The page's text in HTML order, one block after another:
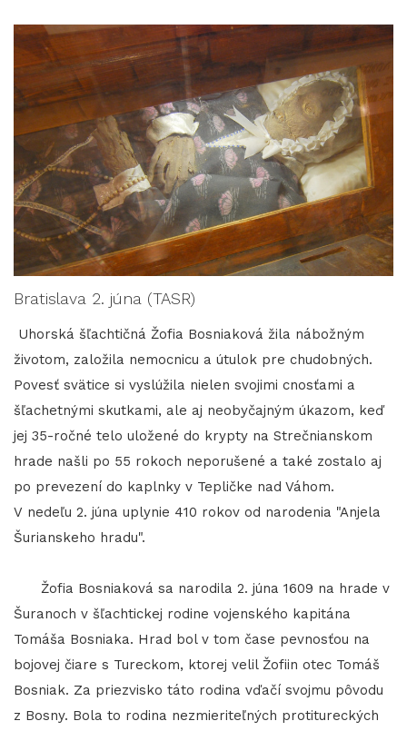
Bratislava 2. júna (TASR)
Uhorská šľachtičná Žofia Bosniaková žila nábožným
životom, založila nemocnicu a útulok pre chudobných.
Povesť svätice si vyslúžila nielen svojimi cnosťami a
šľachetnými skutkami, ale aj neobyčajným úkazom, keď
jej 35-ročné telo uložené do krypty na Strečnianskom
hrade našli po 55 rokoch neporušené a také zostalo aj
po prevezení do kaplnky v Tepličke nad Váhom.
V nedeľu 2. júna uplynie 410 rokov od narodenia "Anjela
Šurianskeho hradu".
Žofia Bosniaková sa narodila 2. júna 1609 na hrade v
Šuranoch v šľachtickej rodine vojenského kapitána
Tomáša Bosniaka. Hrad bol v tom čase pevnosťou na
bojovej čiare s Tureckom, ktorej velil Žofiin otec Tomáš
Bosniak. Za priezvisko táto rodina vďačí svojmu pôvodu
z Bosny. Bola to rodina nezmieriteľných protitureckých